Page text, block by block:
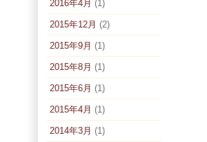
2016年4月 (1)
2015年12月 (2)
2015年9月 (1)
2015年8月 (1)
2015年6月 (1)
2015年4月 (1)
2014年3月 (1)